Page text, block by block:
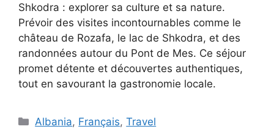
Shkodra : explorer sa culture et sa nature.
Prévoir des visites incontournables comme le
château de Rozafa, le lac de Shkodra, et des
randonnées autour du Pont de Mes. Ce séjour
promet détente et découvertes authentiques,
tout en savourant la gastronomie locale.
Catégories
Albania, Français,Travel